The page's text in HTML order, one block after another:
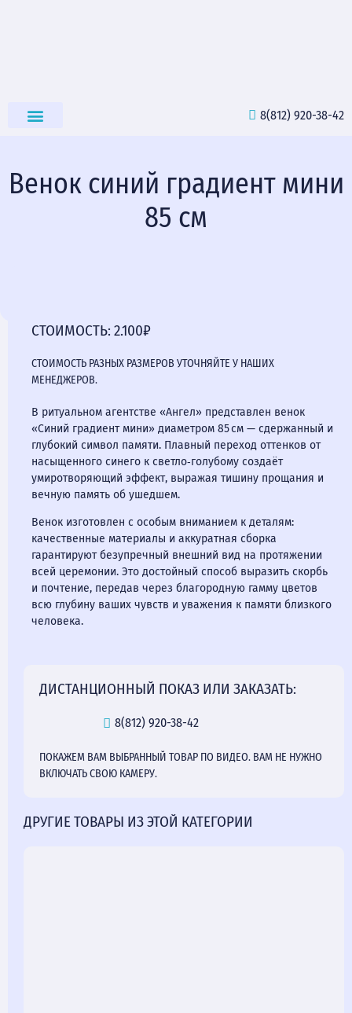
8(812) 920-38-42
Венок синий градиент мини
85 см
СТОИМОСТЬ: 2.100₽
СТОИМОСТЬ РАЗНЫХ РАЗМЕРОВ УТОЧНЯЙТЕ У НАШИХ
МЕНЕДЖЕРОВ.
В ритуальном агентстве «Ангел» представлен венок
«Синий градиент мини» диаметром 85 см — сдержанный и
глубокий символ памяти. Плавный переход оттенков от
насыщенного синего к светло‑голубому создаёт
умиротворяющий эффект, выражая тишину прощания и
вечную память об ушедшем.
Венок изготовлен с особым вниманием к деталям:
качественные материалы и аккуратная сборка
гарантируют безупречный внешний вид на протяжении
всей церемонии. Это достойный способ выразить скорбь
и почтение, передав через благородную гамму цветов
всю глубину ваших чувств и уважения к памяти близкого
человека.
ДИСТАНЦИОННЫЙ ПОКАЗ ИЛИ ЗАКАЗАТЬ:
8(812) 920-38-42
ПОКАЖЕМ ВАМ ВЫБРАННЫЙ ТОВАР ПО ВИДЕО. ВАМ НЕ НУЖНО
ВКЛЮЧАТЬ СВОЮ КАМЕРУ.
ДРУГИЕ ТОВАРЫ ИЗ ЭТОЙ КАТЕГОРИИ